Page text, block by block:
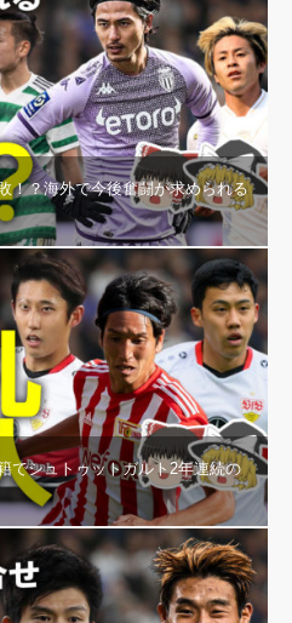
！？海外で今後奮闘が求められる
でシュトゥットガルト2年連続の